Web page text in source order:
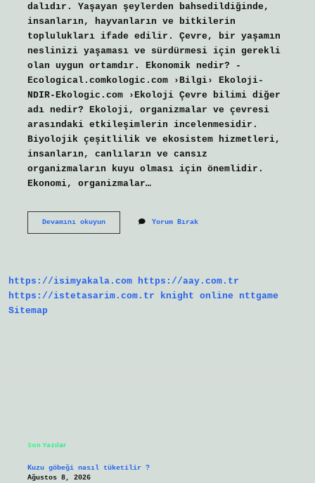
dalıdır. Yaşayan şeylerden bahsedildiğinde,
insanların, hayvanların ve bitkilerin
toplulukları ifade edilir. Çevre, bir yaşamın
neslinizi yaşaması ve sürdürmesi için gerekli
olan uygun ortamdır. Ekonomik nedir? -
Ecological.comkologic.com ›Bilgi› Ekoloji-
NDIR-Ekologic.com ›Ekoloji Çevre bilimi diğer
adı nedir? Ekoloji, organizmalar ve çevresi
arasındaki etkileşimlerin incelenmesidir.
Biyolojik çeşitlilik ve ekosistem hizmetleri,
insanların, canlıların ve cansız
organizmaların kuyu olması için önemlidir.
Ekonomi, organizmalar…
Devamını okuyunEkoloji
Yorum Bırak
https://isimyakala.com https://aay.com.tr
https://istetasarim.com.tr
knight online
nttgame
Sitemap
Son Yazılar
Kuzu göbeği nasıl tüketilir ?
Ağustos 8, 2026